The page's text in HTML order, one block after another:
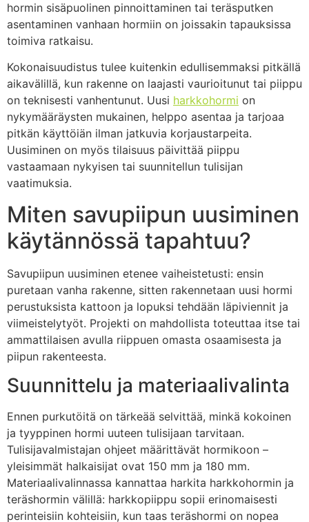
hormin sisäpuolinen pinnoittaminen tai teräsputken
asentaminen vanhaan hormiin on joissakin tapauksissa
toimiva ratkaisu.
Kokonaisuudistus tulee kuitenkin edullisemmaksi pitkällä
aikavälillä, kun rakenne on laajasti vaurioitunut tai piippu
on teknisesti vanhentunut. Uusi harkkohormi on
nykymääräysten mukainen, helppo asentaa ja tarjoaa
pitkän käyttöiän ilman jatkuvia korjaustarpeita.
Uusiminen on myös tilaisuus päivittää piippu
vastaamaan nykyisen tai suunnitellun tulisijan
vaatimuksia.
Miten savupiipun uusiminen
käytännössä tapahtuu?
Savupiipun uusiminen etenee vaiheistetusti: ensin
puretaan vanha rakenne, sitten rakennetaan uusi hormi
perustuksista kattoon ja lopuksi tehdään läpiviennit ja
viimeistelytyöt. Projekti on mahdollista toteuttaa itse tai
ammattilaisen avulla riippuen omasta osaamisesta ja
piipun rakenteesta.
Suunnittelu ja materiaalivalinta
Ennen purkutöitä on tärkeää selvittää, minkä kokoinen
ja tyyppinen hormi uuteen tulisijaan tarvitaan.
Tulisijavalmistajan ohjeet määrittävät hormikoon –
yleisimmät halkaisijat ovat 150 mm ja 180 mm.
Materiaalivalinnassa kannattaa harkita harkkohormin ja
teräshormin välillä: harkkopiippu sopii erinomaisesti
perinteisiin kohteisiin, kun taas teräshormi on nopea